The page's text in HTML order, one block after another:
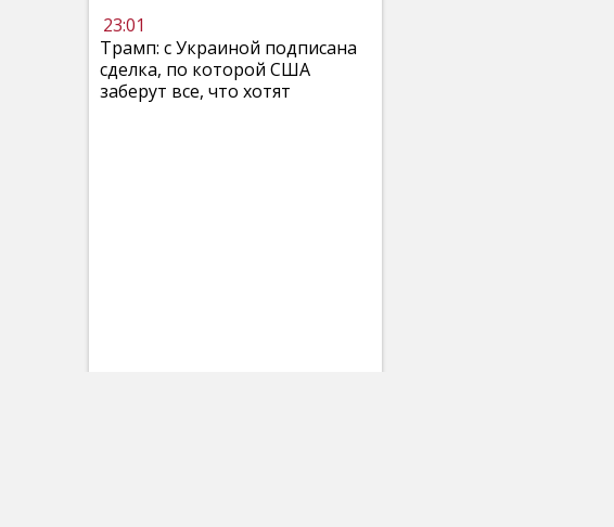
23:01
Трамп: с Украиной подписана
сделка, по которой США
заберут все, что хотят